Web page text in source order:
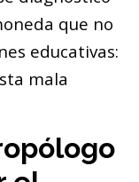
que no
educativas:
mala